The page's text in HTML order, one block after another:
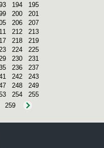
194
195
200
201
206
207
212
213
218
219
224
225
230
231
236
237
242
243
248
249
254
255
259